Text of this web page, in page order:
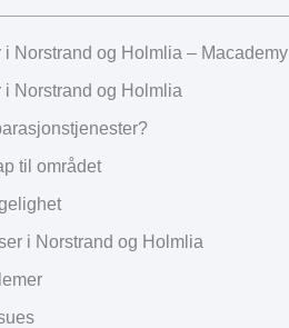
Norstrand og Holmlia – Macademy
Norstrand og Holmlia
til området
i Norstrand og Holmlia